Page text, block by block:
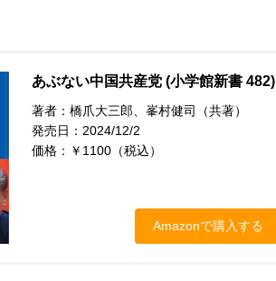
あぶない中国共産党 (小学館新書 482)
著者：橋爪大三郎、峯村健司（共著）
発売日：2024/12/2
価格：￥1100（税込）
Amazonで購入する